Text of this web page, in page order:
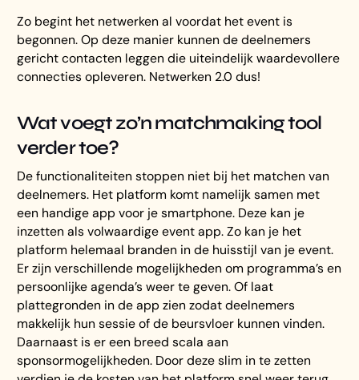
Zo begint het netwerken al voordat het event is
begonnen. Op deze manier kunnen de deelnemers
gericht contacten leggen die uiteindelijk waardevollere
connecties opleveren. Netwerken 2.0 dus!
Wat voegt zo’n matchmaking tool
verder toe?
De functionaliteiten stoppen niet bij het matchen van
deelnemers. Het platform komt namelijk samen met
een handige app voor je smartphone. Deze kan je
inzetten als volwaardige event app. Zo kan je het
platform helemaal branden in de huisstijl van je event.
Er zijn verschillende mogelijkheden om programma’s en
persoonlijke agenda’s weer te geven. Of laat
plattegronden in de app zien zodat deelnemers
makkelijk hun sessie of de beursvloer kunnen vinden.
Daarnaast is er een breed scala aan
sponsormogelijkheden. Door deze slim in te zetten